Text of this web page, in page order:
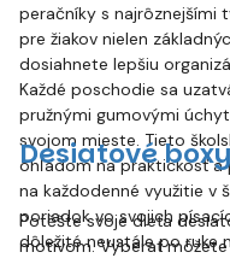
peračníky s najrôznejšími
pre žiakov nielen
dosiahnete lepšiu
Každé poschodie sa
pružnými gumovými
svojom mieste. Tieto
ohľadom na praktickosť a
na každodenné využitie v
poriadok vo svojich
dôležité neustále po ruke
Desiatové
Potěšte svoje dieťa
motívom. Vyberať